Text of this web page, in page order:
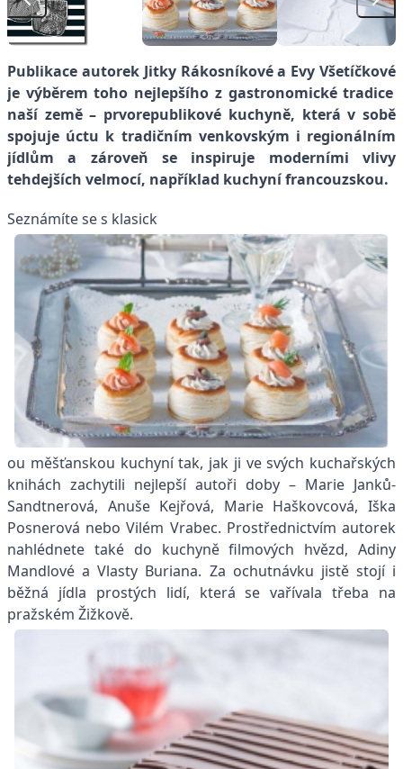
Publikace autorek Jitky Rákosníkovéa Evy Všetíčkové
je výběrem toho nejlepšího z gastronomické tradice
naší země – prvorepublikové kuchyně, která v sobě
spojuje úctu k tradičním venkovským i regionálním
jídlům a zároveň se inspiruje moderními vlivy
tehdejších velmocí, například kuchyní francouzskou.
Seznámíte se s klasick
ou měšťanskou kuchyní tak, jak ji ve svých kuchařských
knihách zachytili nejlepší autoři doby – Marie Janků-
Sandtnerová, Anuše Kejřová, Marie Haškovcová, Iška
Posnerová nebo Vilém Vrabec. Prostřednictvím autorek
nahlédnete také do kuchyně filmových hvězd, Adiny
Mandlové a Vlasty Buriana. Za ochutnávku jistě stojí i
běžná jídla prostých lidí, která se vařívala třeba na
pražském Žižkově.